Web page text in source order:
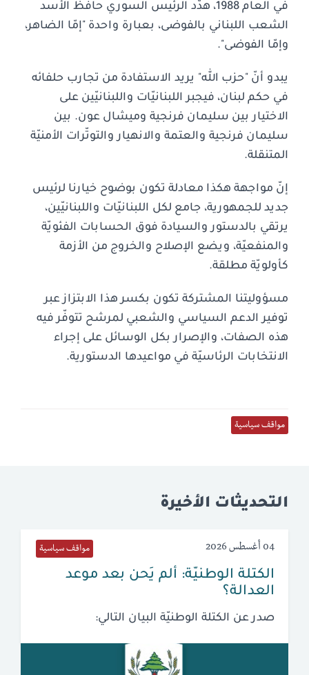
في العام 1988، هدّد الرئيس السوري حافظ الأسد
الشعب اللبناني بالفوضى، بعبارة واحدة "إمّا الضاهر،
وإمّا الفوضى".
يبدو أنّ "حزب الله" يريد الاستفادة من تجارب حلفائه
في حكم لبنان، فيجبر اللبنانيّات واللبنانيّين على
الاختيار بين سليمان فرنجية وميشال عون. بين
سليمان فرنجية والعتمة والانهيار والتوتّرات الأمنيّة
المتنقلة.
إنّ مواجهة هكذا معادلة تكون بوضوح خيارنا لرئيس
جديد للجمهورية، جامع لكل اللبنانيّات واللبنانيّين،
يرتقي بالدستور والسيادة فوق الحسابات الفئويّة
والمنفعيّة، ويضع الإصلاح والخروج من الأزمة
كأولويّة مطلقة.
مسؤوليتنا المشتركة تكون بكسر هذا الابتزاز عبر
توفير الدعم السياسي والشعبي لمرشح تتوفّر فيه
هذه الصفات، والإصرار بكل الوسائل على إجراء
الانتخابات الرئاسيّة في مواعيدها الدستورية.
مواقف سياسية
التحديثات الأخيرة
04 أغسطس 2026 مواقف سياسية
الكتلة الوطنيّة: ألم يَحن بعد موعد
العدالة؟
صدر عن الكتلة الوطنيّة البيان التالي: